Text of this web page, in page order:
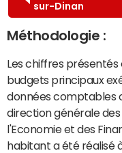
sur-Dinan
Méthodologie :
Les chiffres présentés
budgets principaux
données comptables
direction générale
l'Economie et des
habitant a été réalisé